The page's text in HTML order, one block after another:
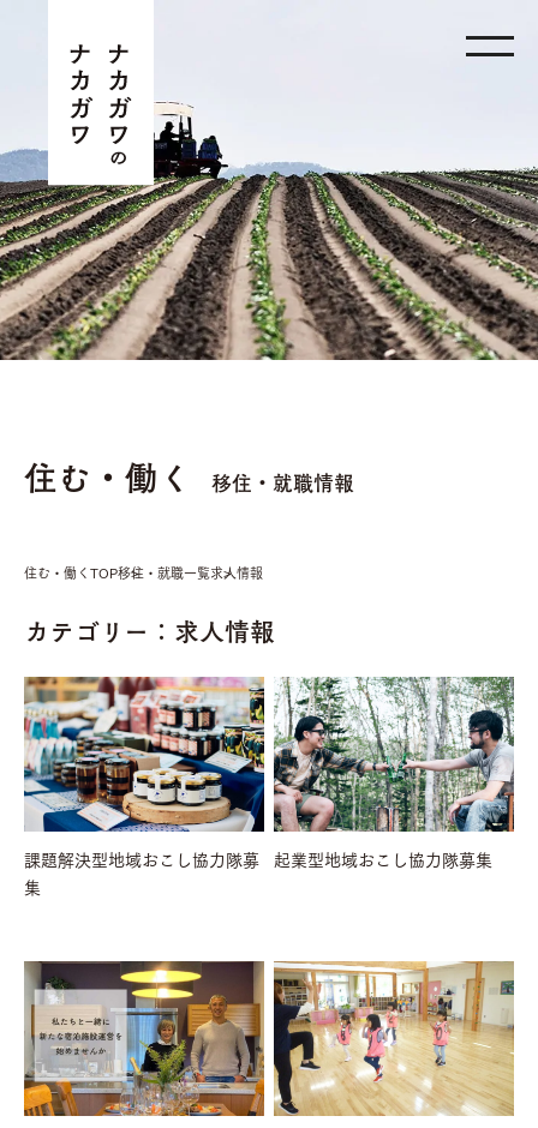
住む・働く 移住・就職情報
住む・働くTOP移住・就職一覧求人情報
カテゴリー：求人情報
課題解決型地域おこし協力隊募
集
起業型地域おこし協力隊募集